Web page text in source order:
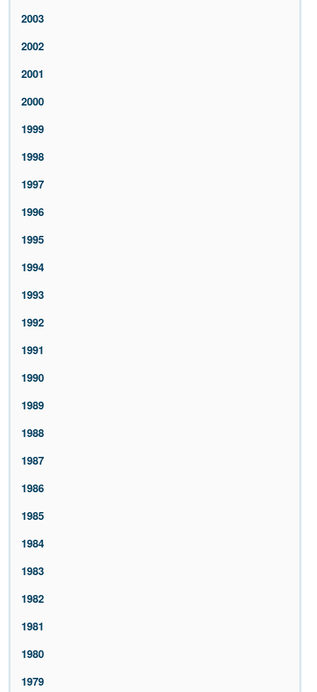
2003
2002
2001
2000
1999
1998
1997
1996
1995
1994
1993
1992
1991
1990
1989
1988
1987
1986
1985
1984
1983
1982
1981
1980
1979